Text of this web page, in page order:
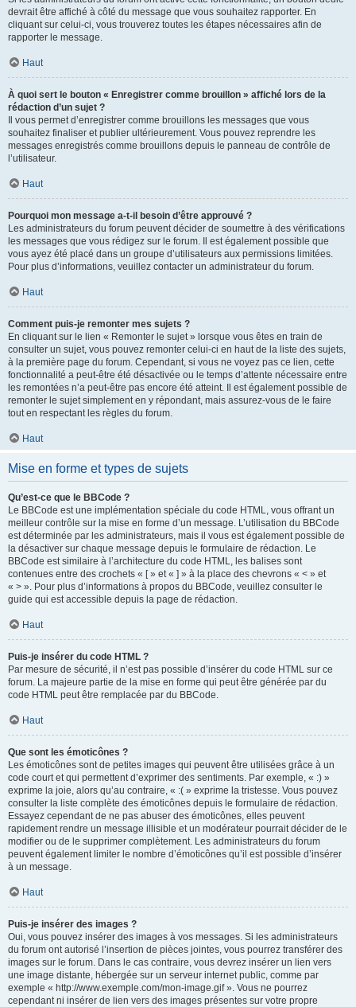
devrait être affiché à côté du message que vous souhaitez rapporter. En
cliquant sur celui-ci, vous trouverez toutes les étapes nécessaires afin de
rapporter le message.
Haut
À quoi sert le bouton « Enregistrer comme brouillon » affiché lors de la
rédaction d’un sujet ?
Il vous permet d’enregistrer comme brouillons les messages que vous
souhaitez finaliser et publier ultérieurement. Vous pouvez reprendre les
messages enregistrés comme brouillons depuis le panneau de contrôle de
l’utilisateur.
Haut
Pourquoi mon message a-t-il besoin d’être approuvé ?
Les administrateurs du forum peuvent décider de soumettre à des vérifications
les messages que vous rédigez sur le forum. Il est également possible que
vous ayez été placé dans un groupe d’utilisateurs aux permissions limitées.
Pour plus d’informations, veuillez contacter un administrateur du forum.
Haut
Comment puis-je remonter mes sujets ?
En cliquant sur le lien « Remonter le sujet » lorsque vous êtes en train de
consulter un sujet, vous pouvez remonter celui-ci en haut de la liste des sujets,
à la première page du forum. Cependant, si vous ne voyez pas ce lien, cette
fonctionnalité a peut-être été désactivée ou le temps d’attente nécessaire entre
les remontées n’a peut-être pas encore été atteint. Il est également possible de
remonter le sujet simplement en y répondant, mais assurez-vous de le faire
tout en respectant les règles du forum.
Haut
Mise en forme et types de sujets
Qu’est-ce que le BBCode ?
Le BBCode est une implémentation spéciale du code HTML, vous offrant un
meilleur contrôle sur la mise en forme d’un message. L’utilisation du BBCode
est déterminée par les administrateurs, mais il vous est également possible de
la désactiver sur chaque message depuis le formulaire de rédaction. Le
BBCode est similaire à l’architecture du code HTML, les balises sont
contenues entre des crochets « [ » et « ] » à la place des chevrons « < » et
« > ». Pour plus d’informations à propos du BBCode, veuillez consulter le
guide qui est accessible depuis la page de rédaction.
Haut
Puis-je insérer du code HTML ?
Par mesure de sécurité, il n’est pas possible d’insérer du code HTML sur ce
forum. La majeure partie de la mise en forme qui peut être générée par du
code HTML peut être remplacée par du BBCode.
Haut
Que sont les émoticônes ?
Les émoticônes sont de petites images qui peuvent être utilisées grâce à un
code court et qui permettent d’exprimer des sentiments. Par exemple, « :) »
exprime la joie, alors qu’au contraire, « :( » exprime la tristesse. Vous pouvez
consulter la liste complète des émoticônes depuis le formulaire de rédaction.
Essayez cependant de ne pas abuser des émoticônes, elles peuvent
rapidement rendre un message illisible et un modérateur pourrait décider de le
modifier ou de le supprimer complètement. Les administrateurs du forum
peuvent également limiter le nombre d’émoticônes qu’il est possible d’insérer
à un message.
Haut
Puis-je insérer des images ?
Oui, vous pouvez insérer des images à vos messages. Si les administrateurs
du forum ont autorisé l’insertion de pièces jointes, vous pourrez transférer des
images sur le forum. Dans le cas contraire, vous devrez insérer un lien vers
une image distante, hébergée sur un serveur internet public, comme par
exemple « http://www.exemple.com/mon-image.gif ». Vous ne pourrez
cependant ni insérer de lien vers des images présentes sur votre propre